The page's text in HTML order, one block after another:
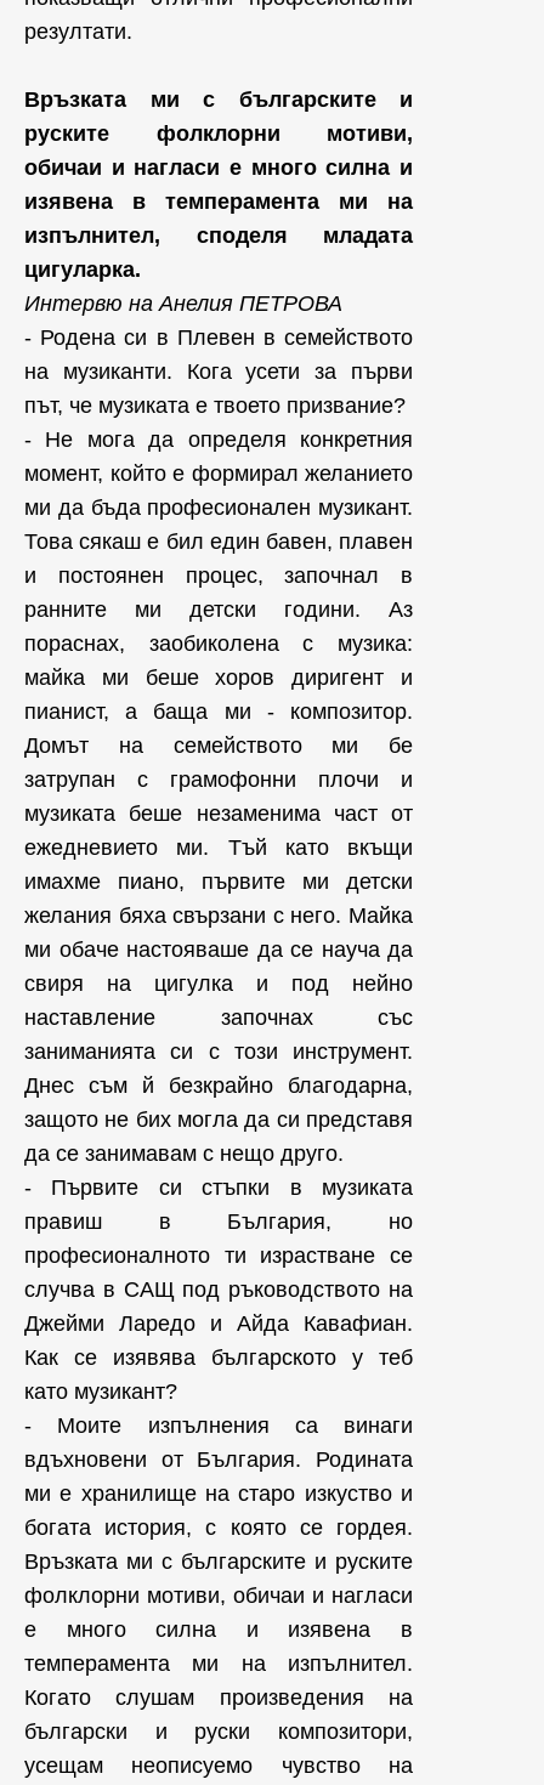
резултати.
Връзката ми с българските и
руските фолклорни мотиви,
обичаи и нагласи е много силна и
изявена в темперамента ми на
изпълнител, споделя младата
цигуларка.
Интервю на Анелия ПЕТРОВА
- Родена си в Плевен в семейството
на музиканти. Кога усети за първи
път, че музиката е твоето призвание?
- Не мога да определя конкретния
момент, който е формирал желанието
ми да бъда професионален музикант.
Това сякаш е бил един бавен, плавен
и постоянен процес, започнал в
ранните ми детски години. Аз
пораснах, заобиколена с музика:
майка ми беше хоров диригент и
пианист, а баща ми - композитор.
Домът на семейството ми бе
затрупан с грамофонни плочи и
музиката беше незаменима част от
ежедневието ми. Тъй като вкъщи
имахме пиано, първите ми детски
желания бяха свързани с него. Майка
ми обаче настояваше да се науча да
свиря на цигулка и под нейно
наставление започнах със
заниманията си с този инструмент.
Днес съм й безкрайно благодарна,
защото не бих могла да си представя
да се занимавам с нещо друго.
- Първите си стъпки в музиката
правиш в България, но
професионалното ти израстване се
случва в САЩ под ръководството на
Джейми Ларедо и Айда Кавафиан.
Как се изявява българското у теб
като музикант?
- Моите изпълнения са винаги
вдъхновени от България. Родината
ми е хранилище на старо изкуство и
богата история, с която се гордея.
Връзката ми с българските и руските
фолклорни мотиви, обичаи и нагласи
е много силна и изявена в
темперамента ми на изпълнител.
Когато слушам произведения на
български и руски композитори,
усещам неописуемо чувство на